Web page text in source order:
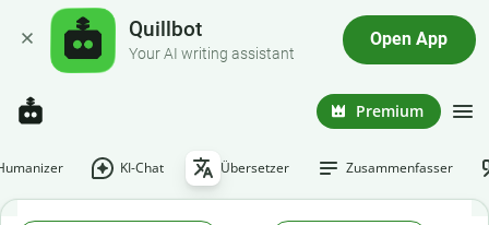
Quillbot
Your AI writing assistant
Open App
Premium
KI-Chat Übersetzer Zusammenfasser